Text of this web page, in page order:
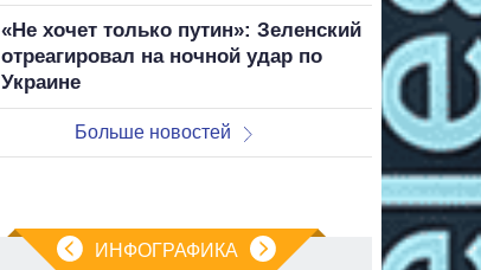
«Не хочет только путин»: Зеленский
отреагировал на ночной удар по
Украине
Больше новостей
ИНФОГРАФИКА